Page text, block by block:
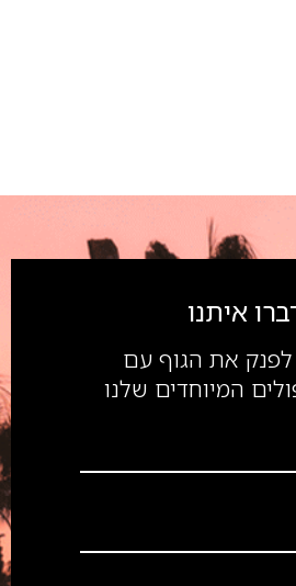
איתנו
לפנק את הגוף עם
המיוחדים שלנו